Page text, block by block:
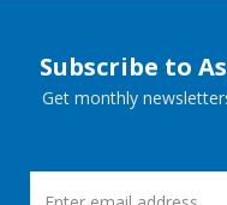
Subscribe to
Get monthly